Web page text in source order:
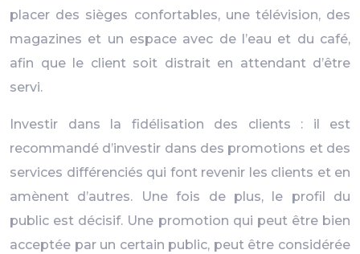
placer des sièges confortables, une télévision, des
magazines et un espace avec de l’eau et du café,
afin que le client soit distrait en attendant d’être
servi.
Investir dans la fidélisation des clients : il est
recommandé d’investir dans des promotions et des
services différenciés qui font revenir les clients et en
amènent d’autres. Une fois de plus, le profil du
public est décisif. Une promotion qui peut être bien
acceptée par un certain public, peut être considérée